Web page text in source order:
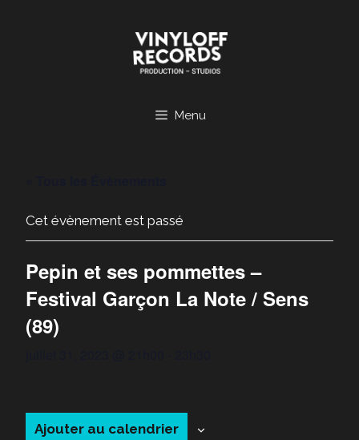
Menu
Cet évènement est passé
Pepin et ses pommettes –
Festival Garçon La Note / Sens
(89)
Ajouter au calendrier